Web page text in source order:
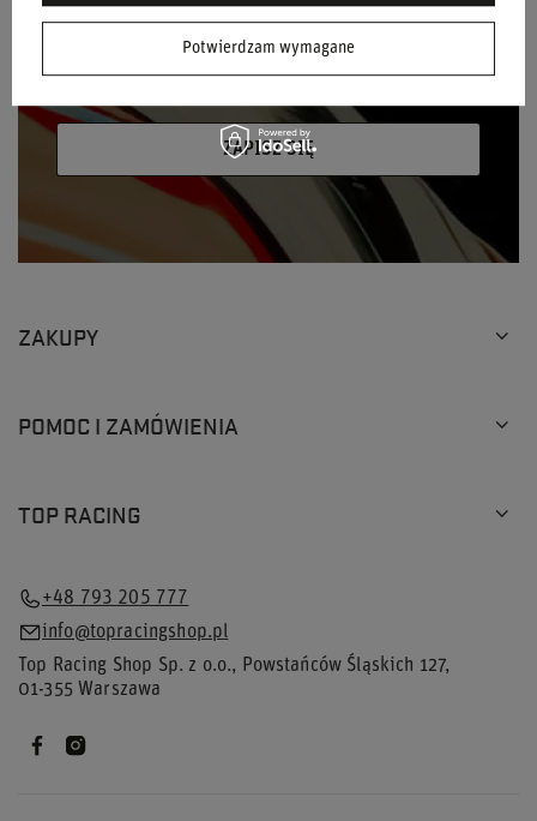
Wyrażam zgodę na przetwarzanie moich
danych osobowych (adres e-mail) na potrzeby
ZAPISZ SIĘ
ZAKUPY
POMOC I ZAMÓWIENIA
TOP RACING
+48 793 205 777
info@topracingshop.pl
Top Racing Shop Sp. z o.o., Powstańców Śląskich 127,
01-355Warszawa
Potwierdzam wymagane